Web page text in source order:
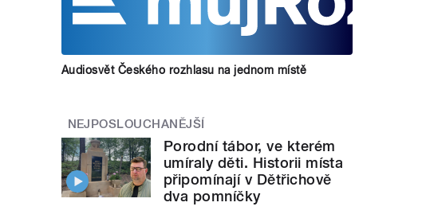
Audiosvět Českého rozhlasu na jednom místě
NEJPOSLOUCHANĚJŠÍ
Porodní tábor, ve kterém
umíraly děti. Historii místa
připomínají v Dětřichově
dva pomníčky